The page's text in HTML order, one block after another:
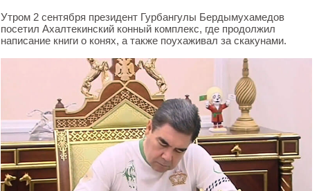
Утром 2 сентября президент Гурбангулы Бердымухамедов
посетил Ахалтекинский конный комплекс, где продолжил
написание книги о конях, а также поухаживал за скакунами.